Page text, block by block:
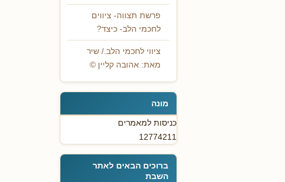
פרשת תצווה- ציווים
לחכמי הלב- כיצד?
ציווי לחכמי הלב./ שיר
מאת: אהובה קליין ©
מונה
כניסות למאמרים
12774211
ברוכים הבאים לאתר
השבת